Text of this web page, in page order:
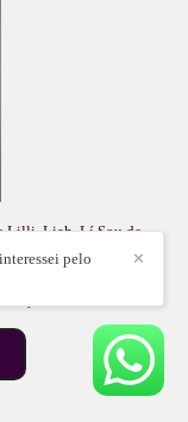
Lilli, Liah, Lí.Sou de
do Rio do Rastro),
me auxilia nos
Técnico...
✕
pelo